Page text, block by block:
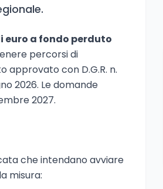
euro a fondo perduto
percorsi di
approvato con D.G.R. n.
2026. Le domande
2027.
che intendano avviare
misura: